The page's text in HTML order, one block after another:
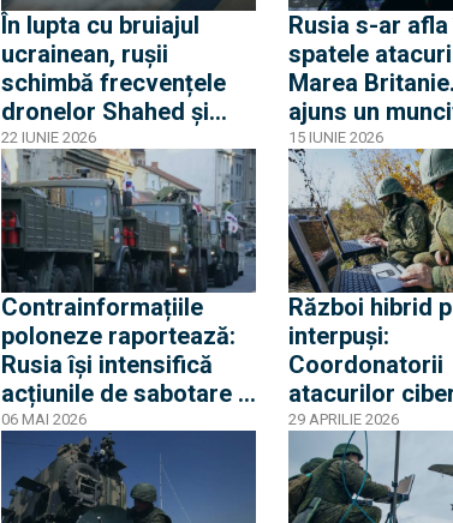
În lupta cu bruiajul
ucrainean, rușii
schimbă frecvențele
dronelor Shahed și
Gerbera. Ucraina va
trebui să acopere un
spectru mare nu doar
trei benzi principale
22 IUNIE 2026
Rusia s-ar afla
spatele
Marea
ajuns un
ucrainean să
incendieze o
proprietate
Keir Starmer
15 IUNIE 2026
Contrainformațiile
poloneze raportează:
Rusia își intensifică
acțiunile de sabotare a
Europei din interior și
trece la operațiuni
profesionale de masă
06 MAI 2026
Război hibrid
interpuși:
Coordonatorii
atacurilor
asupra
sunt angajați
aparatului de
Moscova
29 APRILIE 2026